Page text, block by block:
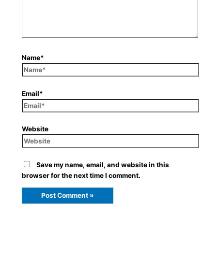
Name*
Email*
Website
Save my name, email, and website in this
browser for the next time I comment.